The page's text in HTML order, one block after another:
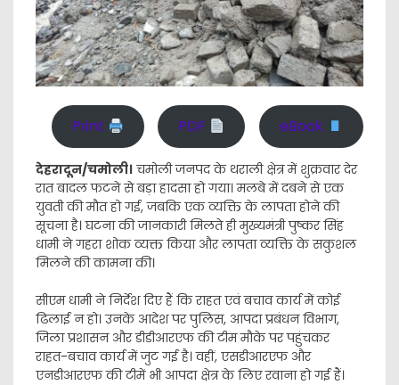
Print PDF eBook
देहरादून/चमोली। चमोली जनपद के थराली क्षेत्र में शुक्रवार देर
रात बादल फटने से बड़ा हादसा हो गया। मलबे में दबने से एक
युवती की मौत हो गई, जबकि एक व्यक्ति के लापता होने की
सूचना है। घटना की जानकारी मिलते ही मुख्यमंत्री पुष्कर सिंह
धामी ने गहरा शोक व्यक्त किया और लापता व्यक्ति के सकुशल
मिलने की कामना की।
सीएम धामी ने निर्देश दिए हैं कि राहत एवं बचाव कार्य में कोई
ढिलाई न हो। उनके आदेश पर पुलिस, आपदा प्रबंधन विभाग,
जिला प्रशासन और डीडीआरएफ की टीम मौके पर पहुंचकर
राहत-बचाव कार्य में जुट गई है। वहीं, एसडीआरएफ और
एनडीआरएफ की टीमें भी आपदा क्षेत्र के लिए रवाना हो गई हैं।